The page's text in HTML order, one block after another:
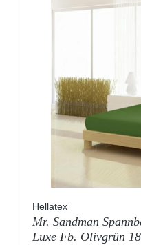
Hellatex
Mr. Sandman
Luxe Fb. Olivgrün